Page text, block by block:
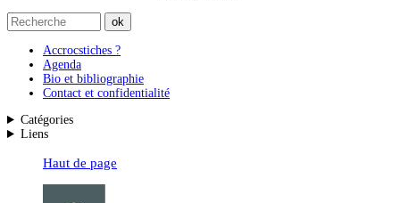
Accrocstiches ?
Agenda
Bio et bibliographie
Contact et confidentialité
Catégories
Liens
Haut de page